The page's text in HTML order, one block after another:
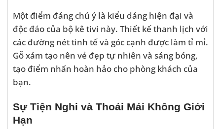
Một điểm đáng chú ý là kiểu dáng hiện đại và
độc đáo của bộ kê tivi này. Thiết kế thanh lịch với
các đường nét tinh tế và góc cạnh được làm tỉ mỉ.
Gỗ xám tạo nên vẻ đẹp tự nhiên và sáng bóng,
tạo điểm nhấn hoàn hảo cho phòng khách của
bạn.
Sự Tiện Nghi và Thoải Mái Không Giới
Hạn